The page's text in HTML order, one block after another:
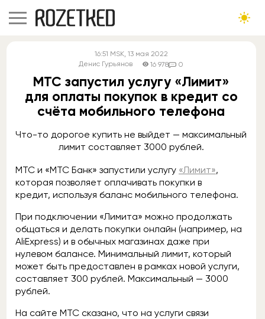
16:51 MSK, 13 мая 2022
Денис Гурьянов
16 978 0
МТС запустил услугу «Лимит»
для оплаты покупок в кредит со
счёта мобильного телефона
Что-то дорогое купить не выйдет — максимальный
лимит составляет 3000 рублей.
МТС и «МТС Банк» запустили услугу «Лимит»,
которая позволяет оплачивать покупки в
кредит, используя баланс мобильного телефона.
При подключении «Лимита» можно продолжать
общаться и делать покупки онлайн (например, на
AliExpress) и в обычных магазинах даже при
нулевом балансе. Минимальный лимит, который
может быть предоставлен в рамках новой услуги,
составляет 300 рублей. Максимальный — 3000
рублей.
На сайте МТС сказано, что на услуги связи